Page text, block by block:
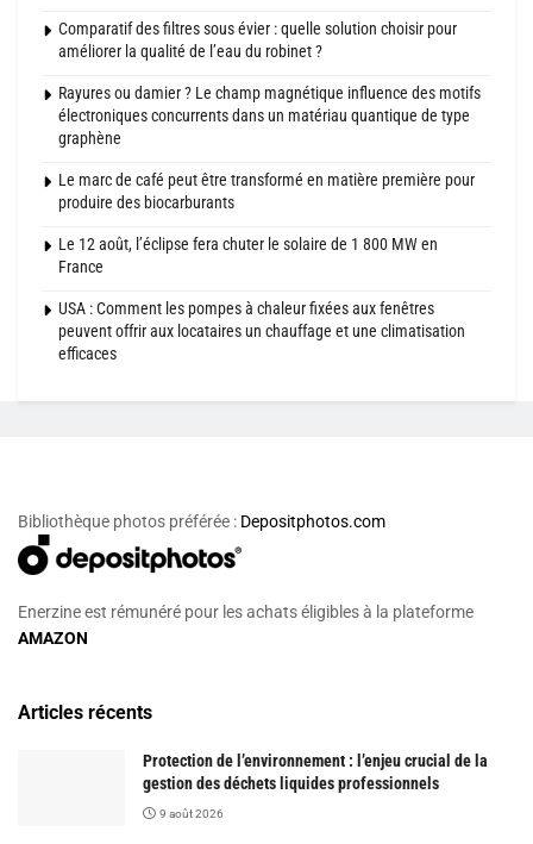
Comparatif des filtres sous évier : quelle solution choisir pour
améliorer la qualité de l’eau du robinet ?
Rayures ou damier ? Le champ magnétique influence des motifs
électroniques concurrents dans un matériau quantique de type
graphène
Le marc de café peut être transformé en matière première pour
produire des biocarburants
Le 12 août, l’éclipse fera chuter le solaire de 1 800 MW en
France
USA : Comment les pompes à chaleur fixées aux fenêtres
peuvent offrir aux locataires un chauffage et une climatisation
efficaces
Bibliothèque photos préférée : Depositphotos.com
Enerzine est rémunéré pour les achats éligibles à la plateforme
AMAZON
Articles récents
Protection de l’environnement : l’enjeu crucial de la
gestion des déchets liquides professionnels
9 août 2026